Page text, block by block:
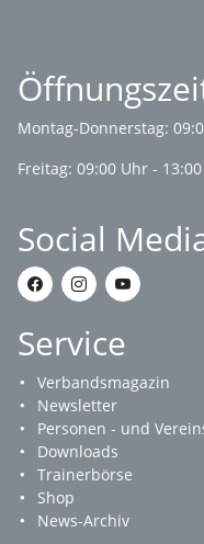
Montag-Donnerstag:
Freitag: 09:00 Uhr -
Social
Service
Verbandsmagazin
Newsletter
Personen - und
Downloads
Trainerbörse
Shop
News-Archiv